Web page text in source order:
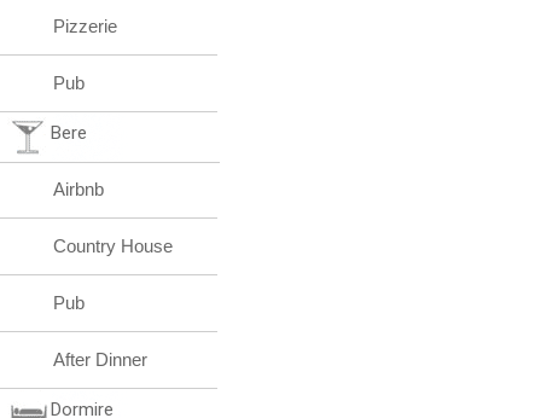
Pizzerie
Pub
Bere
Airbnb
Country House
Pub
After Dinner
Dormire